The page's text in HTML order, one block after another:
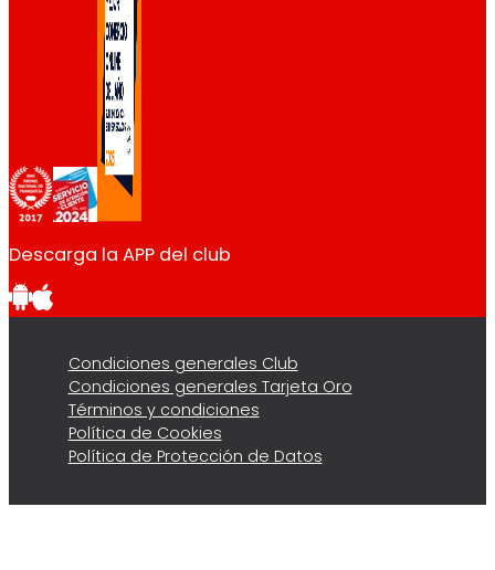
Descarga la APP del club
Condiciones generales Club
Condiciones generales Tarjeta Oro
Términos y condiciones
Política de Cookies
Política de Protección de Datos